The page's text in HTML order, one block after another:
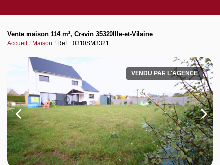
Louer
Gerer
Syndic
Vente maison 114 m², Crevin 35320Ille-et-Vilaine
Accueil Maison Ref. : 0310SM3321
VENDU PAR L'AGENCE